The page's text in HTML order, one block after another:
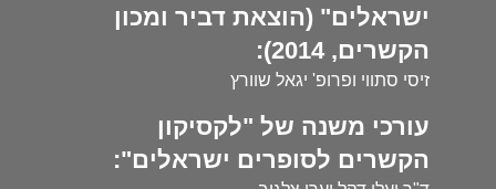
ישראלים" (הוצאת דביר ומכון
הקשרים, 2014):
זיסי סתווי ופרופ' יגאל שוורץ
עורכי משנה של "לקסיקון
הקשרים לסופרים ישראלים":